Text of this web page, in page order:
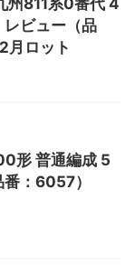
州811系0番代 4
ビュー（品
月ロット
形 普通編成 5
：6057）